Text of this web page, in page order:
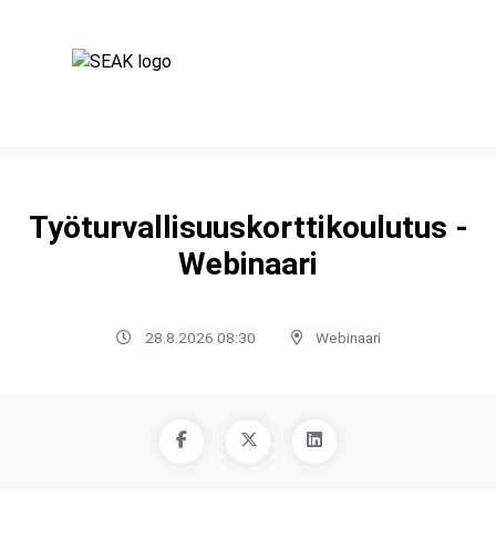
Työturvallisuuskorttikoulutus -
Webinaari
28.8.2026 08:30 Webinaari